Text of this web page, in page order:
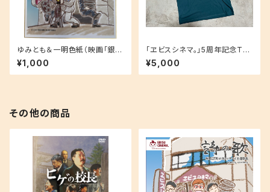
ゆみとも＆一明色紙（映画「銀幕
の詩」限定品)
¥1,000
「ヱビスシネマ。」5周年記念Tシ
ャツ（ダークグリーン）
¥5,000
その他の商品